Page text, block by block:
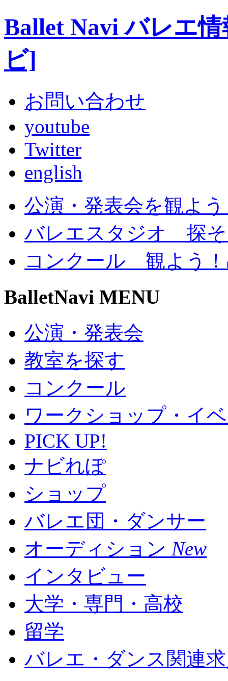
Ballet Navi バレエ
ビ]
お問い合わせ
youtube
Twitter
english
公演・発表会を観よ
バレエスタジオ 探
コンクール 観よう
BalletNavi MENU
公演・発表会
教室を探す
コンクール
ワークショップ・イ
PICK UP!
ナビれぽ
ショップ
バレエ団・ダンサー
オーディション New
インタビュー
大学・専門・高校
留学
バレエ・ダンス関連